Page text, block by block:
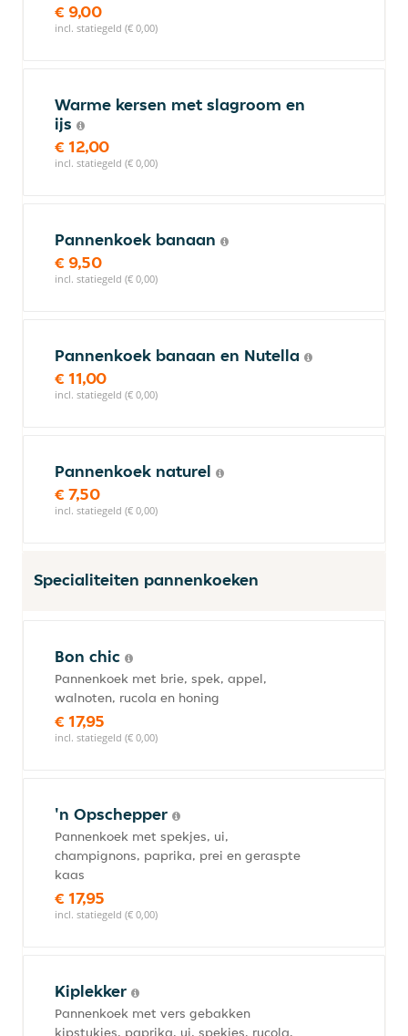
€ 9,00
incl. statiegeld (€ 0,00)
Warme kersen met slagroom en
ijs
€ 12,00
incl. statiegeld (€ 0,00)
Pannenkoek banaan
€ 9,50
incl. statiegeld (€ 0,00)
Pannenkoek banaan en Nutella
€ 11,00
incl. statiegeld (€ 0,00)
Pannenkoek naturel
€ 7,50
incl. statiegeld (€ 0,00)
Specialiteiten pannenkoeken
Bon chic
Pannenkoek met brie, spek, appel,
walnoten, rucola en honing
€ 17,95
incl. statiegeld (€ 0,00)
'n Opschepper
Pannenkoek met spekjes, ui,
champignons, paprika, prei en geraspte
kaas
€ 17,95
incl. statiegeld (€ 0,00)
Kiplekker
Pannenkoek met vers gebakken
kipstukjes, paprika, ui, spekjes, rucola,